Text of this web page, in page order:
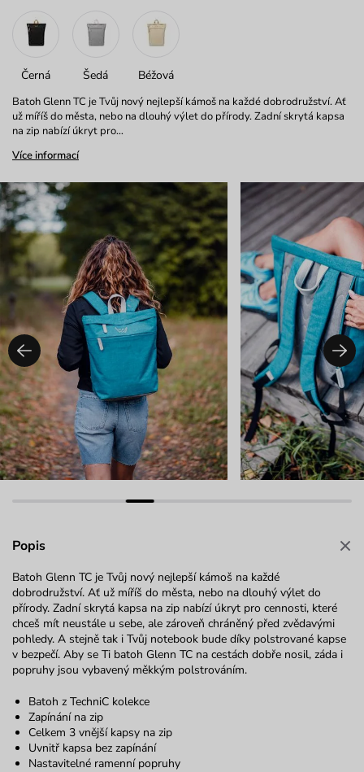
Černá Šedá Béžová
Batoh Glenn TC je Tvůj nový nejlepší kámoš na každé dobrodružství. Ať
už míříš do města, nebo na dlouhý výlet do přírody. Zadní skrytá kapsa
na zip nabízí úkryt pro…
Více informací
Popis
Batoh Glenn TC je Tvůj nový nejlepší kámoš na každé
dobrodružství. Ať už míříš do města, nebo na dlouhý výlet do
přírody. Zadní skrytá kapsa na zip nabízí úkryt pro cennosti, které
chceš mít neustále u sebe, ale zároveň chráněný před zvědavými
pohledy. A stejně tak i Tvůj notebook bude díky polstrované kapse
v bezpečí. Aby se Ti batoh Glenn TC na cestách dobře nosil, záda i
popruhy jsou vybavený měkkým polstrováním.
Batoh z TechniC kolekce
Zapínání na zip
Celkem 3 vnější kapsy na zip
Uvnitř kapsa bez zapínání
Nastavitelné ramenní popruhy